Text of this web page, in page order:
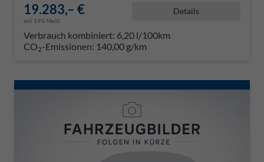
19.283,– €
incl. 19% MwSt.
Details
Verbrauch kombiniert: 6,20 l/100km
CO2-Emissionen: 140,00 g/km